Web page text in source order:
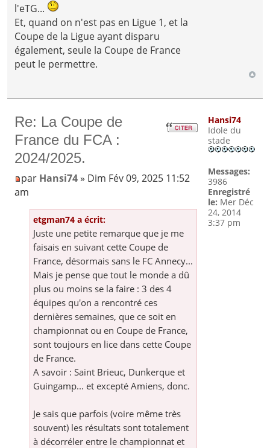
l'eTG...
Et, quand on n'est pas en Ligue 1, et la
Coupe de la Ligue ayant disparu
également, seule la Coupe de France
peut le permettre.
Re: La Coupe de
France du FCA :
2024/2025.
par Hansi74» Dim Fév 09, 2025 11:52
am
etgman74 a écrit:
Juste une petite remarque que je me
faisais en suivant cette Coupe de
France, désormais sans le FC Annecy...
Mais je pense que tout le monde a dû
plus ou moins se la faire : 3 des 4
équipes qu'on a rencontré ces
dernières semaines, que ce soit en
championnat ou en Coupe de France,
sont toujours en lice dans cette Coupe
de France.
A savoir : Saint Brieuc, Dunkerque et
Guingamp... et excepté Amiens, donc.
Je sais que parfois (voire même très
souvent) les résultats sont totalement
à décorréler entre le championnat et
Hansi74
Idole du
stade
Messages:
3986
Enregistré
le: Mer Déc
24, 2014
3:37 pm